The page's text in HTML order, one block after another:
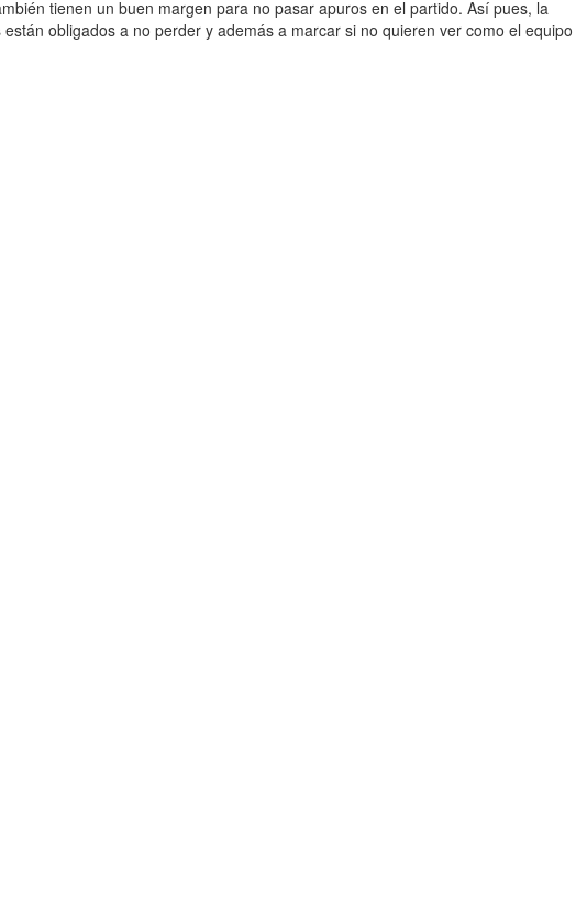
tienen un buen margen para no pasar apuros en el partido. Así pues, la
obligados a no perder y además a marcar si no quieren ver como el equipo